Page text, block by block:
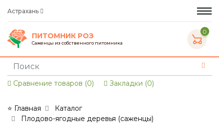
Астрахань
ПИТОМНИК РОЗ
Саженцы из собственного питомника
0
Сравнение товаров (0) Закладки (0)
⭐ Главная
Каталог
Плодово-ягодные деревья (саженцы)